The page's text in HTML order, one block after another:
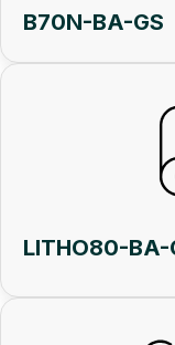
B70N-BA-GS
LITHO80-BA-